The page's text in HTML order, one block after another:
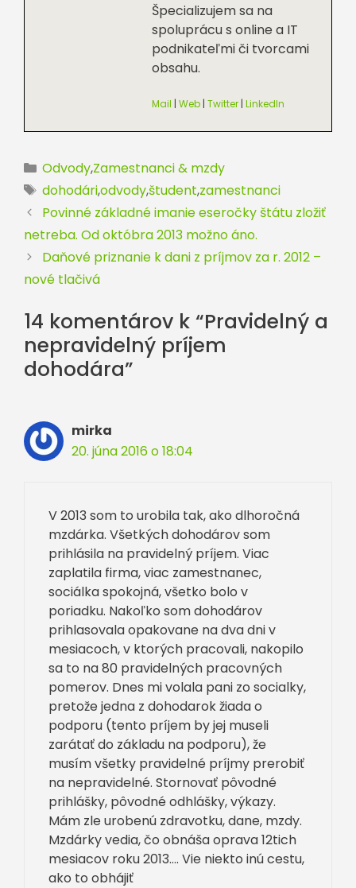
Špecializujem sa na
spoluprácu s online a IT
podnikateľmi či tvorcami
obsahu.
Mail | Web | Twitter | LinkedIn
Kategórie
Odvody,Zamestnanci & mzdy
Značky
dohodári,odvody,študent,zamestnanci
Povinné základné imanie eseročky štátu zložiť
netreba. Od októbra 2013 možno áno.
Daňové priznanie k dani z príjmov za r. 2012 –
nové tlačivá
14 komentárov k “Pravidelný a
nepravidelný príjem
dohodára”
mirka
20. júna 2016 o 18:04
V 2013 som to urobila tak, ako dlhoročná
mzdárka. Všetkých dohodárov som
prihlásila na pravidelný príjem. Viac
zaplatila firma, viac zamestnanec,
sociálka spokojná, všetko bolo v
poriadku. Nakoľko som dohodárov
prihlasovala opakovane na dva dni v
mesiacoch, v ktorých pracovali, nakopilo
sa to na 80 pravidelných pracovných
pomerov. Dnes mi volala pani zo socialky,
pretože jedna z dohodarok žiada o
podporu (tento príjem by jej museli
zarátať do základu na podporu), že
musím všetky pravidelné príjmy prerobiť
na nepravidelné. Stornovať pôvodné
prihlášky, pôvodné odhlášky, výkazy.
Mám zle urobenú zdravotku, dane, mzdy.
Mzdárky vedia, čo obnáša oprava 12tich
mesiacov roku 2013…. Vie niekto inú cestu,
ako to obhájiť